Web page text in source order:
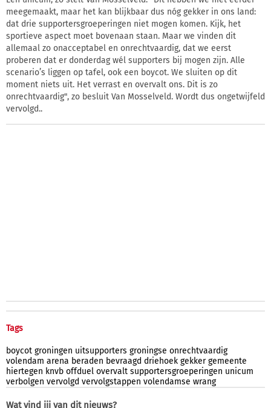
meegemaakt, maar het kan blijkbaar dus nóg gekker in ons land:
dat drie supportersgroeperingen niet mogen komen. Kijk, het
sportieve aspect moet bovenaan staan. Maar we vinden dit
allemaal zo onacceptabel en onrechtvaardig, dat we eerst
proberen dat er donderdag wél supporters bij mogen zijn. Alle
scenario’s liggen op tafel, ook een boycot. We sluiten op dit
moment niets uit. Het verrast en overvalt ons. Dit is zo
onrechtvaardig", zo besluit Van Mosselveld. Wordt dus ongetwijfeld
vervolgd..
Tags
boycot groningen uitsupporters groningse onrechtvaardig
volendam arena beraden bevraagd driehoek gekker gemeente
hiertegen knvb offduel overvalt supportersgroeperingen unicum
verbolgen vervolgd vervolgstappen volendamse wrang
Wat vind jij van dit nieuws?